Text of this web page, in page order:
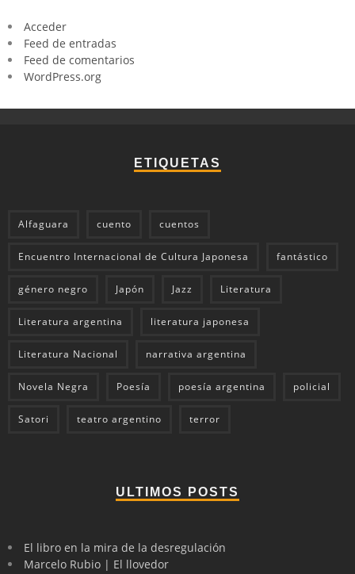
Acceder
Feed de entradas
Feed de comentarios
WordPress.org
ETIQUETAS
Alfaguara cuento cuentos
Encuentro Internacional de Cultura Japonesa fantástico
género negro Japón Jazz Literatura
Literatura argentina literatura japonesa
Literatura Nacional narrativa argentina
Novela Negra Poesía poesía argentina policial
Satori teatro argentino terror
ULTIMOS POSTS
El libro en la mira de la desregulación
Marcelo Rubio | El llovedor